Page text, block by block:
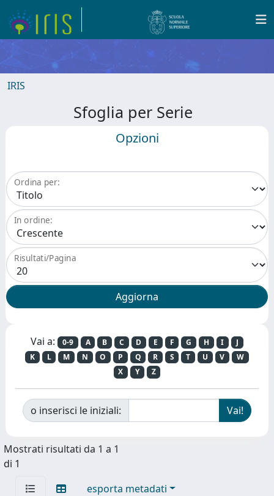
IRIS
Sfoglia per Serie
Opzioni
Ordina per:
In ordine:
Risultati/Pagina
Vai a: 0-9 A B C D E F G H I
J
K
L M N O P Q R S T U V
W
X
Y Z
o inserisci le iniziali:
Mostrati risultati da 1 a 1
di 1
esporta metadati